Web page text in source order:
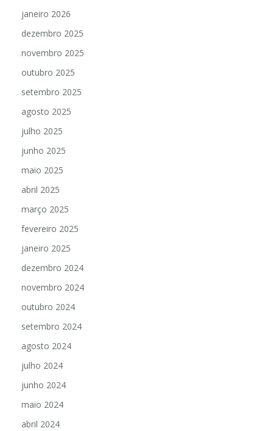
janeiro 2026
dezembro 2025
novembro 2025
outubro 2025
setembro 2025
agosto 2025
julho 2025
junho 2025
maio 2025
abril 2025
março 2025
fevereiro 2025
janeiro 2025
dezembro 2024
novembro 2024
outubro 2024
setembro 2024
agosto 2024
julho 2024
junho 2024
maio 2024
abril 2024